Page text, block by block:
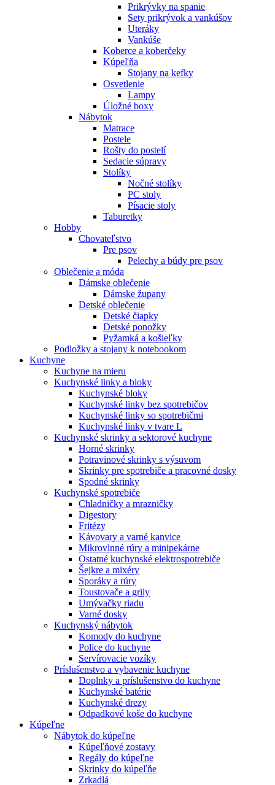
Prikrývky na spanie
Sety prikrývok a vankúšov
Uteráky
Vankúše
Koberce a koberčeky
Kúpeľňa
Stojany na kefky
Osvetlenie
Lampy
Úložné boxy
Nábytok
Matrace
Postele
Rošty do postelí
Sedacie súpravy
Stolíky
Nočné stolíky
PC stoly
Písacie stoly
Taburetky
Hobby
Chovateľstvo
Pre psov
Pelechy a búdy pre psov
Oblečenie a móda
Dámske oblečenie
Dámske župany
Detské oblečenie
Detské čiapky
Detské ponožky
Pyžamká a košieľky
Podložky a stojany k notebookom
Kuchyne
Kuchyne na mieru
Kuchynské linky a bloky
Kuchynské bloky
Kuchynské linky bez spotrebičov
Kuchynské linky so spotrebičmi
Kuchynské linky v tvare L
Kuchynské skrinky a sektorové kuchyne
Horné skrinky
Potravinové skrinky s výsuvom
Skrinky pre spotrebiče a pracovné dosky
Spodné skrinky
Kuchynské spotrebiče
Chladničky a mrazničky
Digestory
Fritézy
Kávovary a varné kanvice
Mikrovlnné rúry a minipekárne
Ostatné kuchynské elektrospotrebiče
Šejkre a mixéry
Sporáky a rúry
Toustovače a grily
Umývačky riadu
Varné dosky
Kuchynský nábytok
Komody do kuchyne
Police do kuchyne
Servírovacie vozíky
Príslušenstvo a vybavenie kuchyne
Doplnky a príslušenstvo do kuchyne
Kuchynské batérie
Kuchynské drezy
Odpadkové koše do kuchyne
Kúpeľne
Nábytok do kúpeľne
Kúpeľňové zostavy
Regály do kúpeľne
Skrinky do kúpeľňe
Zrkadlá